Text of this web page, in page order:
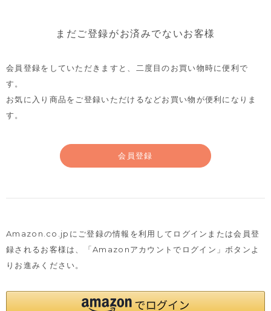
まだご登録がお済みでないお客様
会員登録をしていただきますと、二度目のお買い物時に便利で
す。
お気に入り商品をご登録いただけるなどお買い物が便利になりま
す。
会員登録
Amazon.co.jpにご登録の情報を利用してログインまたは会員登
録されるお客様は、
「Amazonアカウントでログイン」ボタンよ
りお進みください。